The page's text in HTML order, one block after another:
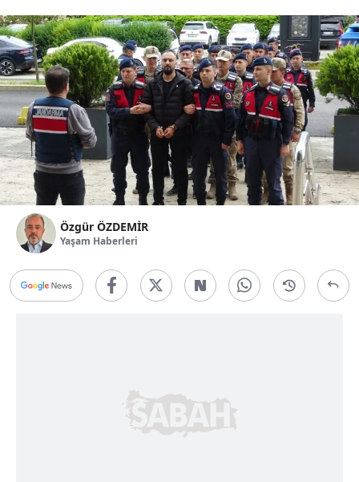
Özgür ÖZDEMİR
Yaşam Haberleri